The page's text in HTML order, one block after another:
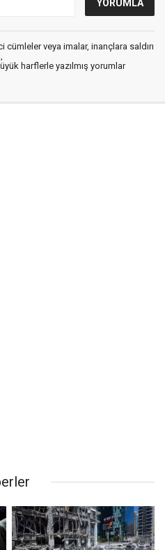
veya imalar, inançlara saldırı
harflerle yazılmış yorumlar